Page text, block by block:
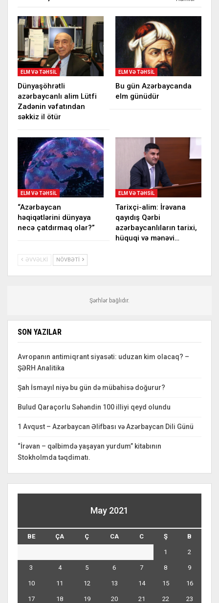
ELM VƏ TƏHSIL
Dünyaşöhrətli
azərbaycanlı alim Lütfi
Zadənin vəfatından
səkkiz il ötür
ELM VƏ TƏHSIL
Bu gün Azərbaycanda
elm günüdür
ELM VƏ TƏHSIL
“Azərbaycan
həqiqətlərini dünyaya
necə çatdırmaq olar?”
ELM VƏ TƏHSIL
Tarixçi-alim: İrəvana
qayıdış Qərbi
azərbaycanlıların tarixi,
hüquqi və mənəvi…
ƏVVƏLKI NÖVBƏTI
Şərhlər bağlıdır.
SON YAZILAR
Avropanın antimiqrant siyasəti: uduzan kim olacaq? –
ŞƏRH Analitika
Şah İsmayıl niyə bu gün də mübahisə doğurur?
Bulud Qaraçorlu Səhəndin 100 illiyi qeyd olundu
1 Avqust – Azərbaycan Əlifbası və Azərbaycan Dili Günü
“İrəvan – qəlbimdə yaşayan yurdum” kitabının
Stokholmda təqdimatı.
May 2021
BE ÇA Ç CA C Ş B
1 2
3 4 5 6 7 8 9
10 11 12 13 14 15 16
17 18 19 20 21 22 23